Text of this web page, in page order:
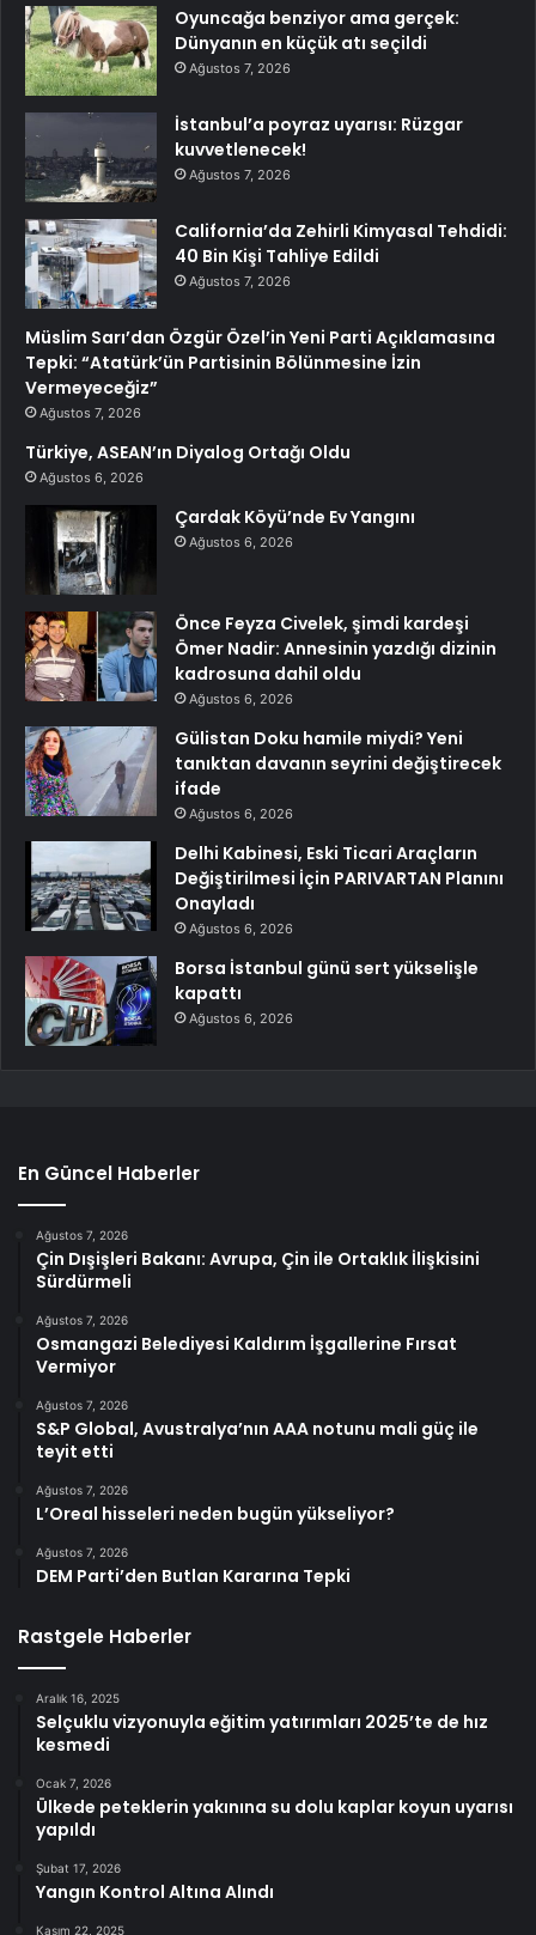
Oyuncağa benziyor ama gerçek:
Dünyanın en küçük atı seçildi
Ağustos 7, 2026
İstanbul’a poyraz uyarısı: Rüzgar
kuvvetlenecek!
Ağustos 7, 2026
California’da Zehirli Kimyasal Tehdidi:
40 Bin Kişi Tahliye Edildi
Ağustos 7, 2026
Müslim Sarı’dan Özgür Özel’in Yeni Parti Açıklamasına
Tepki: “Atatürk’ün Partisinin Bölünmesine İzin
Vermeyeceğiz”
Ağustos 7, 2026
Türkiye, ASEAN’ın Diyalog Ortağı Oldu
Ağustos 6, 2026
Çardak Köyü’nde Ev Yangını
Ağustos 6, 2026
Önce Feyza Civelek, şimdi kardeşi
Ömer Nadir: Annesinin yazdığı dizinin
kadrosuna dahil oldu
Ağustos 6, 2026
Gülistan Doku hamile miydi? Yeni
tanıktan davanın seyrini değiştirecek
ifade
Ağustos 6, 2026
Delhi Kabinesi, Eski Ticari Araçların
Değiştirilmesi İçin PARIVARTAN Planını
Onayladı
Ağustos 6, 2026
Borsa İstanbul günü sert yükselişle
kapattı
Ağustos 6, 2026
En Güncel Haberler
Ağustos 7, 2026
Çin Dışişleri Bakanı: Avrupa, Çin ile Ortaklık İlişkisini
Sürdürmeli
Ağustos 7, 2026
Osmangazi Belediyesi Kaldırım İşgallerine Fırsat
Vermiyor
Ağustos 7, 2026
S&P Global, Avustralya’nın AAA notunu mali güç ile
teyit etti
Ağustos 7, 2026
L’Oreal hisseleri neden bugün yükseliyor?
Ağustos 7, 2026
DEM Parti’den Butlan Kararına Tepki
Rastgele Haberler
Aralık 16, 2025
Selçuklu vizyonuyla eğitim yatırımları 2025’te de hız
kesmedi
Ocak 7, 2026
Ülkede peteklerin yakınına su dolu kaplar koyun uyarısı
yapıldı
Şubat 17, 2026
Yangın Kontrol Altına Alındı
Kasım 22, 2025